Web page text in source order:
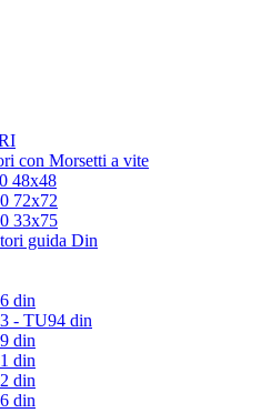
con Morsetti a vite
48x48
72x72
33x75
guida Din
din
- TU94 din
din
din
din
din